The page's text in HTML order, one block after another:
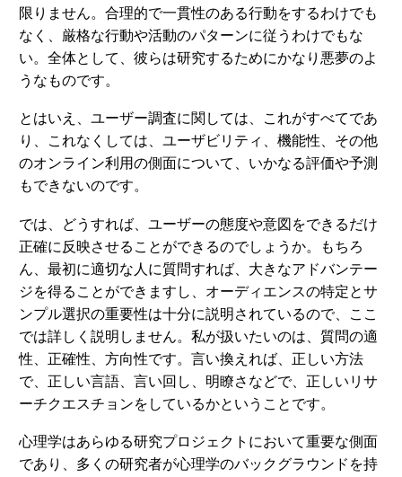
限りません。合理的で一貫性のある行動をするわけでも
なく、厳格な行動や活動のパターンに従うわけでもな
い。全体として、彼らは研究するためにかなり悪夢のよ
うなものです。
とはいえ、ユーザー調査に関しては、これがすべてであ
り、これなくしては、ユーザビリティ、機能性、その他
のオンライン利用の側面について、いかなる評価や予測
もできないのです。
では、どうすれば、ユーザーの態度や意図をできるだけ
正確に反映させることができるのでしょうか。もちろ
ん、最初に適切な人に質問すれば、大きなアドバンテー
ジを得ることができますし、オーディエンスの特定とサ
ンプル選択の重要性は十分に説明されているので、ここ
では詳しく説明しません。私が扱いたいのは、質問の適
性、正確性、方向性です。言い換えれば、正しい方法
で、正しい言語、言い回し、明瞭さなどで、正しいリサ
ーチクエスチョンをしているかということです。
心理学はあらゆる研究プロジェクトにおいて重要な側面
であり、多くの研究者が心理学のバックグラウンドを持